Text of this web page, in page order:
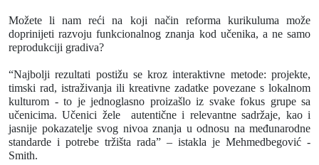
Možete li nam reći na koji način reforma kurikuluma može
doprinijeti razvoju funkcionalnog znanja kod učenika, a ne samo
reprodukciji gradiva?
“Najbolji rezultati postižu se kroz interaktivne metode: projekte,
timski rad, istraživanja ili kreativne zadatke povezane s lokalnom
kulturom - to je jednoglasno proizašlo iz svake fokus grupe sa
učenicima. Učenici žele
autentične i relevantne sadržaje, kao i
jasnije pokazatelje svog nivoa znanja u odnosu na međunarodne
standarde i potrebe tržišta rada” – istakla je Mehmedbegović -
Smith.